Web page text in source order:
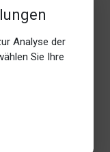
Analyse der
Sie Ihre